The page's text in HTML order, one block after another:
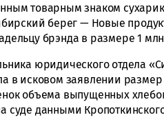
товарным знаком
берег — Новые
брэнда в размере 1
юридического отдела
в исковом заявлении
объема выпущенных
суде данными